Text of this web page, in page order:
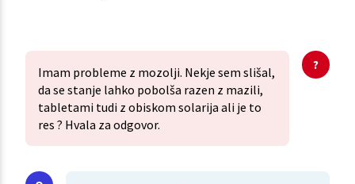
Imam probleme z mozolji. Nekje sem slišal,
da se stanje lahko pobolša razen z mazili,
tabletami tudi z obiskom solarija ali je to
res ? Hvala za odgovor.